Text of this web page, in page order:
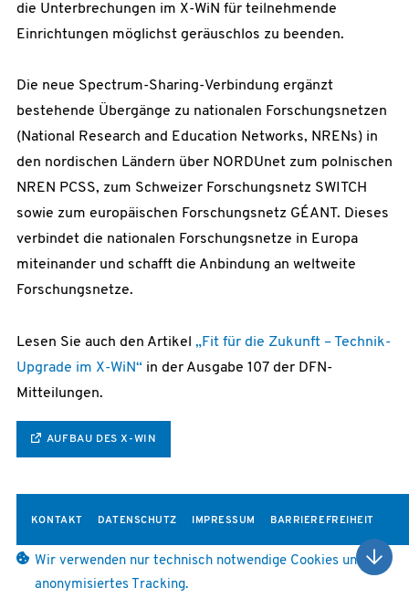
die Unterbrechungen im X-WiN für teilnehmende
Einrichtungen möglichst geräuschlos zu beenden.
Die neue Spectrum-Sharing-Verbindung ergänzt
bestehende Übergänge zu nationalen Forschungsnetzen
(National Research and Education Networks, NRENs) in
den nordischen Ländern über NORDUnet zum polnischen
NREN PCSS, zum Schweizer Forschungsnetz SWITCH
sowie zum europäischen Forschungsnetz GÉANT. Dieses
verbindet die nationalen Forschungsnetze in Europa
miteinander und schafft die Anbindung an weltweite
Forschungsnetze.
Lesen Sie auch den Artikel „Fit für die Zukunft – Technik-
Upgrade im X-WiN“in der Ausgabe 107 der DFN-
Mitteilungen.
AUFBAU DES X-WIN
KONTAKT DATENSCHUTZ IMPRESSUM BARRIEREFREIHEIT
Wir verwenden nur technisch notwendige Cookies und
anonymisiertes Tracking.